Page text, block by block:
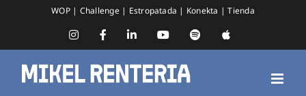
WOP | Challenge | Estropatada | Konekta |Tienda
InstagramFacebookLinkedInYouTubeSpotifyApple